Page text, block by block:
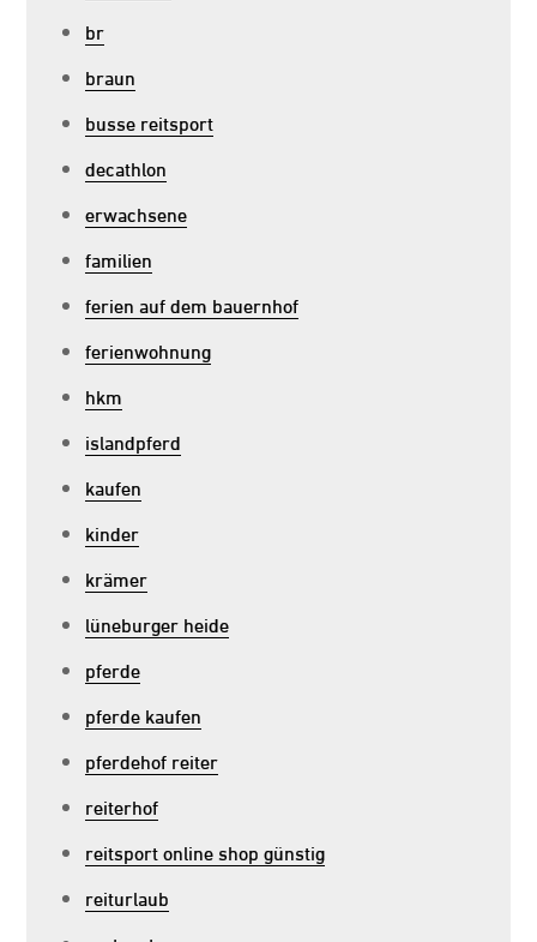
br
braun
busse reitsport
decathlon
erwachsene
familien
ferien auf dem bauernhof
ferienwohnung
hkm
islandpferd
kaufen
kinder
krämer
lüneburger heide
pferde
pferde kaufen
pferdehof reiter
reiterhof
reitsport online shop günstig
reiturlaub